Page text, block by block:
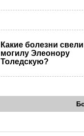
Какие болезни
могилу Элеонору
Толедскую?